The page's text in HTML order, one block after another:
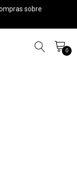
sobre
0